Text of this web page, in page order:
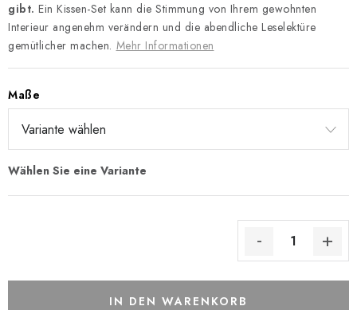
gibt. Ein Kissen-Set kann die Stimmung von Ihrem gewohnten
Interieur angenehm verändern und die abendliche Leselektüre
gemütlicher machen. Mehr Informationen
Maße
IN DEN WARENKORB